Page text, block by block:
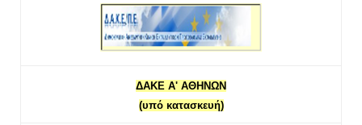
ΔΑΚΕ Α' ΑΘΗΝΩΝ
(υπό κατασκευή)